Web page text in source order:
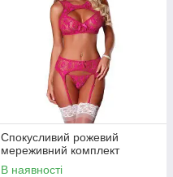
Спокусливий рожевий
мереживний комплект
В наявності